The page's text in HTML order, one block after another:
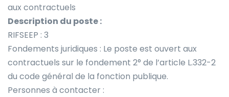
aux contractuels
Description du poste :
RIFSEEP : 3
Fondements juridiques : Le poste est ouvert aux
contractuels sur le fondement 2° de l’article L.332-2
du code général de la fonction publique.
Personnes à contacter :